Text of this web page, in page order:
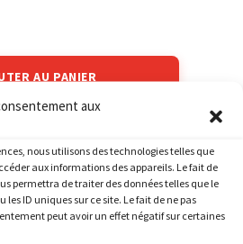
aux
nous utilisons des technologies telles que
aux informations des appareils. Le fait de
permettra de traiter des données telles que le
ID uniques sur ce site. Le fait de ne pas
peut avoir un effet négatif sur certaines
AU PANIER